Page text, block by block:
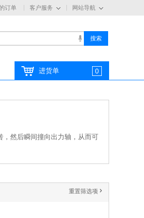
网站导航
客户服务
订单
进货单 0
然后瞬间撞向出力轴，从而可
重置筛选项 '